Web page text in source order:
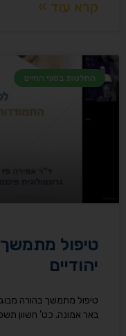
קרא עוד »
החלטות בסוף החיים
טיפול
יהודיים ​
טיפול מתמשך בהורה
באר אמונה. כט' חשוון תשפ"ג,